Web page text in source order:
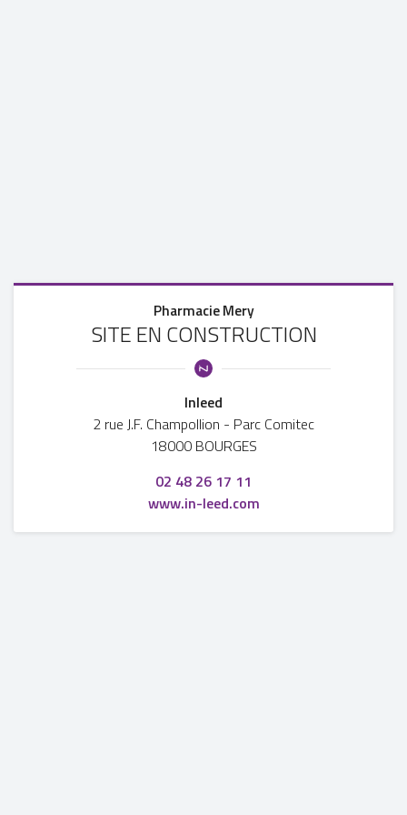
Pharmacie Mery
SITE EN CONSTRUCTION
Inleed
2 rue J.F. Champollion - Parc Comitec
18000 BOURGES
02 48 26 17 11
www.in-leed.com